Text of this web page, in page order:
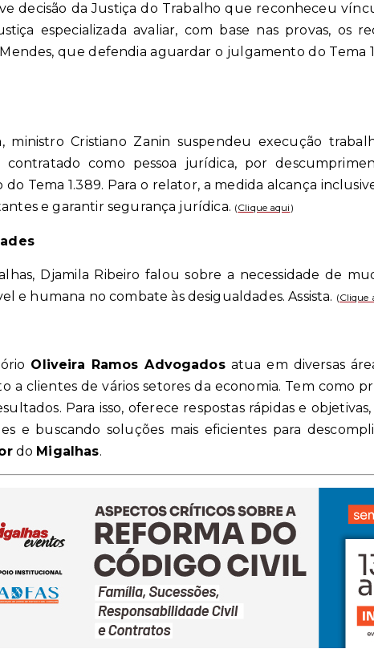
decisão da Justiça do Trabalho que reconheceu
especializada avaliar, com base nas provas, os
que defendia aguardar o julgamento do Tema
ministro Cristiano Zanin suspendeu execução
contratado como pessoa jurídica, por
do Tema 1.389. Para o relator, a medida alcança
e garantir segurança jurídica. (Clique aqui )
Djamila Ribeiro falou sobre a necessidade de
e humana no combate às desigualdades. Assista. (Clique
Oliveira Ramos Advogadosatua em diversas
a clientes de vários setores da economia. Tem como
Para isso, oferece respostas rápidas e
e buscando soluções mais eficientes para
do Migalhas.